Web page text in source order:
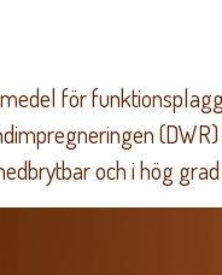
för
och i hög